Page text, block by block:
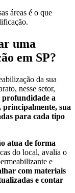
áreas é o que
uma
em SP?
da sua
nesse setor,
profundidade a
principalmente, sua
para cada tipo
atua de forma
do local, avalia o
e
com materiais
e contar